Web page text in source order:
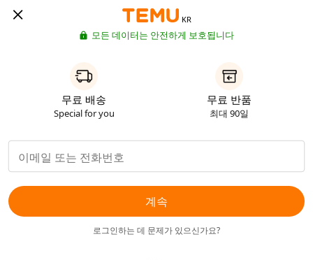
KR
모든 데이터는 안전하게 보호됩니다
무료 배송
Special for you
무료 반품
최대 90일
계속
로그인하는 데 문제가 있으신가요?